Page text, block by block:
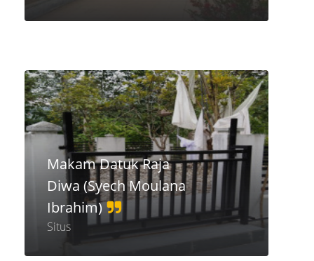
Makam Datuk Raja
Diwa (Syech Moulana
Ibrahim)
Situs